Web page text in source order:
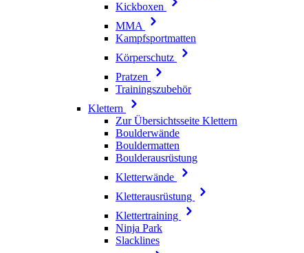
Kickboxen
MMA
Kampfsportmatten
Körperschutz
Pratzen
Trainingszubehör
Klettern
Zur Übersichtsseite Klettern
Boulderwände
Bouldermatten
Boulderausrüstung
Kletterwände
Kletterausrüstung
Klettertraining
Ninja Park
Slacklines